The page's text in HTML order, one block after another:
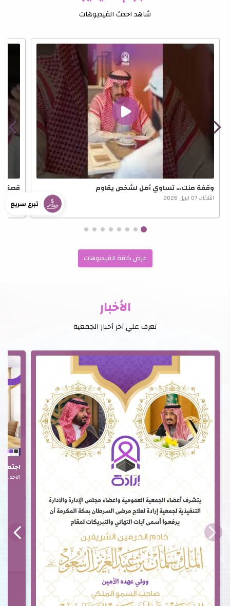
شاهد احدث الفيديوهات
وقفة منك… تساوي أمل لشخص يقاوم
الثلاثاء، 07 ابريل 2026
قصة
الثلاثاء، 07 ابريل 2026
عرض كافة الفيديوهات
الأخبار
تعرف علي آخر أخبار الجمعية
الاحد، 15 فبراير 2026
تبرع سريع